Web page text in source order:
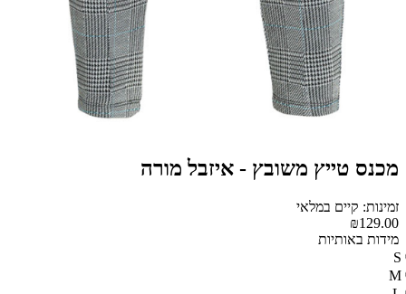
מכנס טייץ משובץ - איזבל מורה
זמינות: קיים במלאי
₪129.00
מידות באותיות
S
M